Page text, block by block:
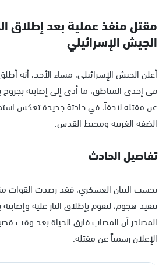
مقتل منفذ عملية بعد إطلاق
الجيش الإسرائيلي
أعلن الجيش الإسرائيلي، مساء الأحد، أنه
في إحدى المناطق، ما أدى إلى إصابته بجروح
عن مقتله لاحقاً، في حادثة جديدة تعكس
الضفة الغربية ومحيط القدس.
تفاصيل الحادث
بحسب البيان العسكري، فقد رصدت القوات
تنفيذ هجوم، لتقوم بإطلاق النار عليه
المصادر أن المصاب فارق الحياة بعد وقت
الإعلان رسمياً عن مقتله.